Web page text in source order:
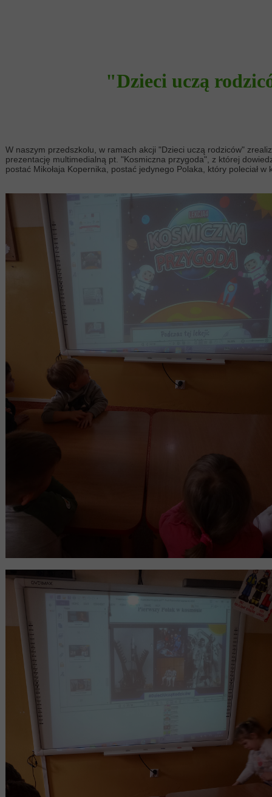
W naszym przedszkolu, w ramach akcji "Dzieci uczą rodziców"
prezentację multimedialną pt. "Kosmiczna przygoda", z której
postać Mikołaja Kopernika, postać jedynego Polaka, który poleciał
"Dzieci uczą